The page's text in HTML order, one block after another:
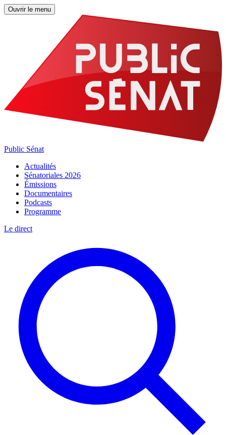
Ouvrir le menu
Public Sénat
Actualités
Sénatoriales 2026
Émissions
Documentaires
Podcasts
Programme
Le direct